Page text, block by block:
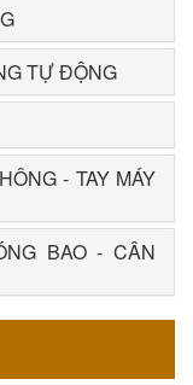
TỰ ĐỘNG
- TAY MÁY
BAO - CÂN